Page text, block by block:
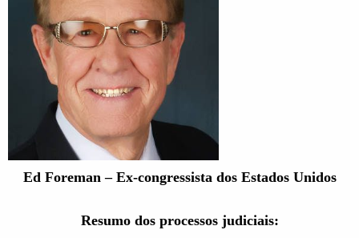
Ed Foreman – Ex-congressista dos Estados Unidos
Resumo dos processos judiciais: